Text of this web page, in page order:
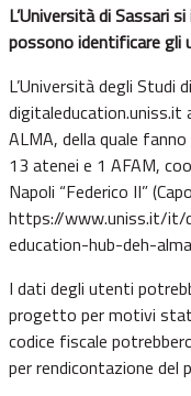
L’Università di Sassari
possono identificare gli
L’Università degli Studi
digitaleducation.uniss.it
ALMA, della quale
13 atenei e 1 AFAM,
Napoli “Federico II”
https://www.uniss.it/it/
education-hub-deh-alma
I dati degli utenti
progetto per motivi
codice fiscale
per rendicontazione del